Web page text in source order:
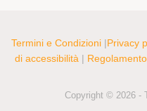
Copyright © 2026 -
Termini e Condizioni |Privacy
di accessibilità |